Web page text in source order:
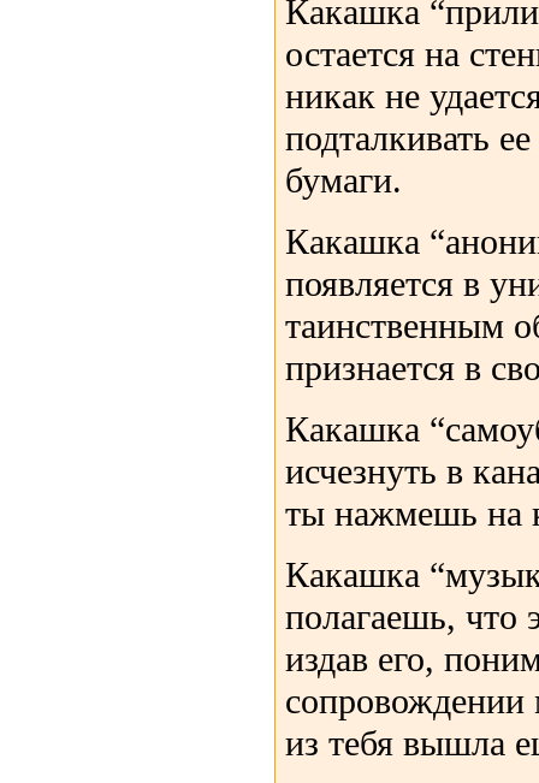
Какашка
остается на
никак не
подталкивать
бумаги.
Какашка
появляется в
таинственным
признается в
Какашка
исчезнуть в
ты нажмешь на
Какашка
полагаешь, что
издав его,
из тебя вышла